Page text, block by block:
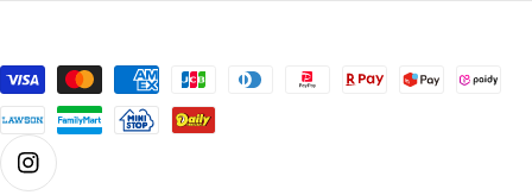
支払い方法
Instagram